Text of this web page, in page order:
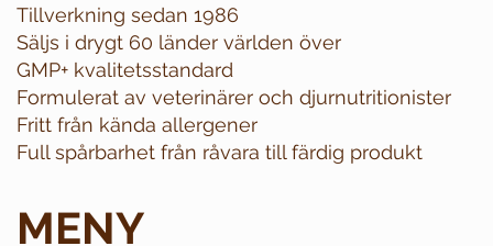
Tillverkning sedan 1986
Säljs i drygt 60 länder världen över
GMP+ kvalitetsstandard
Formulerat av veterinärer och djurnutritionister
Fritt från kända allergener
Full spårbarhet från råvara till färdig produkt
MENY